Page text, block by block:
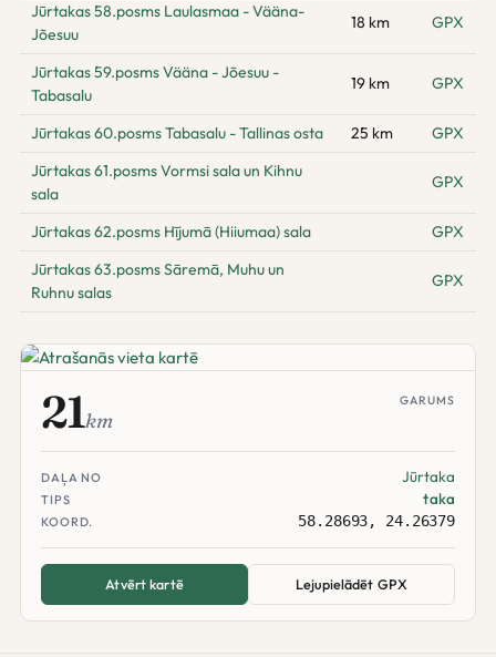
Jūrtakas 58.posms Laulasmaa - Vääna-
Jõesuu
18 km GPX
Jūrtakas 59.posms Vääna - Jõesuu -
Tabasalu
19 km GPX
Jūrtakas 60.posms Tabasalu - Tallinas osta 25 km
GPX
Jūrtakas 61.posms Vormsi sala un Kihnu
sala
GPX
Jūrtakas 62.posms Hījumā (Hiiumaa) sala
GPX
Jūrtakas 63.posms Sāremā, Muhu un
Ruhnu salas
GPX
21km
GARUMS
DAĻA NO Jūrtaka
TIPS taka
KOORD. 58.28693, 24.26379
Atvērt kartē Lejupielādēt GPX